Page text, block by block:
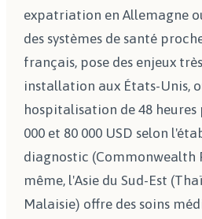
expatriation en Allemagne
des systèmes de santé
français, pose des enjeux
installation aux États-Unis,
hospitalisation de 48
000 et 80 000 USD selon
diagnostic (Commonwealth
même, l'Asie du Sud-Est
Malaisie) offre des soins